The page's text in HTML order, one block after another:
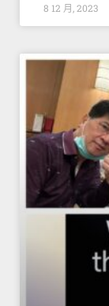
8 12 月, 2023